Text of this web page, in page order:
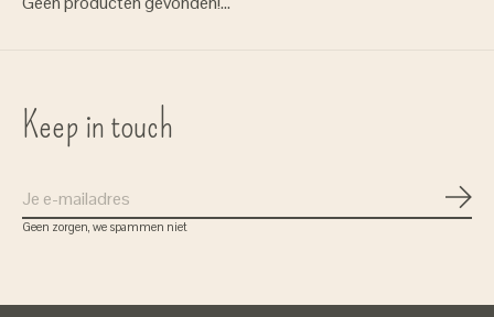
Keep in touch
Geen zorgen, we spammen niet